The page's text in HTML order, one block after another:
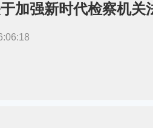
加强新时代检察机